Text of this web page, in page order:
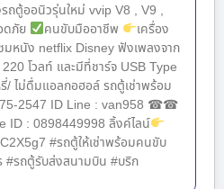
ถตู้ออนิวรุ่นใหม่ vvip V8 , V9 ,
ดภัย คนขับมืออาชีพ
เครื่อง
หนัง netflix Disney ฟังเพลงจาก
โวลท์ และมีที่ชาร์จ USB Type
/ ไม่ดื่มแอลกอฮอล์ รถตู้เช่าพร้อม
2547 ID Line : van958 ☎☎
: 0898449998 ลิ้งค์ไลน์
#รถตู้ให้เช่าพร้อมคนขับ
#รถตู้รับส่งสนามบิน #บริก